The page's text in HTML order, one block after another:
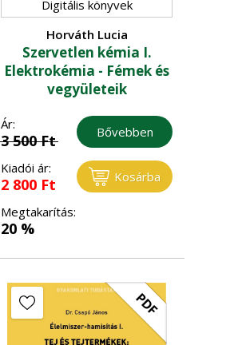
Digitális könyvek
Horváth Lucia
Szervetlen kémia I.
Elektrokémia - Fémek és
vegyületeik
Ár:
3 500Ft
Kiadói ár:
2 800 Ft
Megtakarítás:
20 %
Bővebben
Kosárba
PDF